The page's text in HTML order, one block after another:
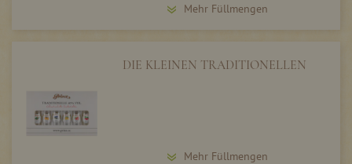
Mehr Füllmengen
DIE KLEINEN TRADITIONELLEN
Mehr Füllmengen